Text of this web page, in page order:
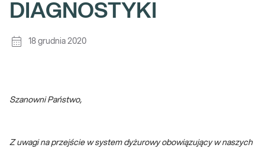
DIAGNOSTYKI
18 grudnia 2020
Szanowni Państwo,
Z uwagi na przejście w system dyżurowy obowiązujący w naszych